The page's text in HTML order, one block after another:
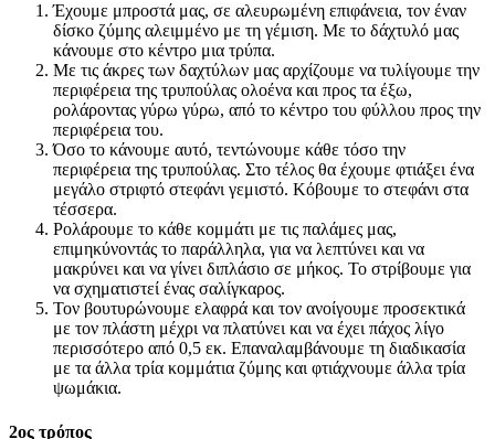
Έχουμε μπροστά μας, σε αλευρωμένη επιφάνεια, τον έναν
δίσκο ζύμης αλειμμένο με τη γέμιση. Με το δάχτυλό μας
κάνουμε στο κέντρο μια τρύπα.
Με τις άκρες των δαχτύλων μας αρχίζουμε να τυλίγουμε την
περιφέρεια της τρυπούλας ολοένα και προς τα έξω,
ρολάροντας γύρω γύρω, από το κέντρο του φύλλου προς την
περιφέρεια του.
Όσο το κάνουμε αυτό, τεντώνουμε κάθε τόσο την
περιφέρεια της τρυπούλας. Στο τέλος θα έχουμε φτιάξει ένα
μεγάλο στριφτό στεφάνι γεμιστό. Κόβουμε το στεφάνι στα
τέσσερα.
Ρολάρουμε το κάθε κομμάτι με τις παλάμες μας,
επιμηκύνοντάς το παράλληλα, για να λεπτύνει και να
μακρύνει και να γίνει διπλάσιο σε μήκος. Το στρίβουμε για
να σχηματιστεί ένας σαλίγκαρος.
Τον βουτυρώνουμε ελαφρά και τον ανοίγουμε προσεκτικά
με τον πλάστη μέχρι να πλατύνει και να έχει πάχος λίγο
περισσότερο από 0,5 εκ. Επαναλαμβάνουμε τη διαδικασία
με τα άλλα τρία κομμάτια ζύμης και φτιάχνουμε άλλα τρία
ψωμάκια.
2ος τρόπος